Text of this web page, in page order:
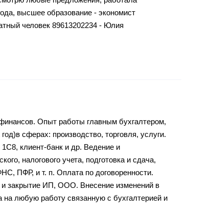
высшее образование - экономист
человек 89613202234 - Юлия
Опыт работы главным бухгалтером,
сферах: производство, торговля, услуги.
клиент-банк и др. Ведение и
налогового учета, подготовка и сдача,
ПФР, и т. п. Оплата по договоренности.
закрытие ИП, ООО. Внесение изменений в
любую работу связанную с бухгалтерией и